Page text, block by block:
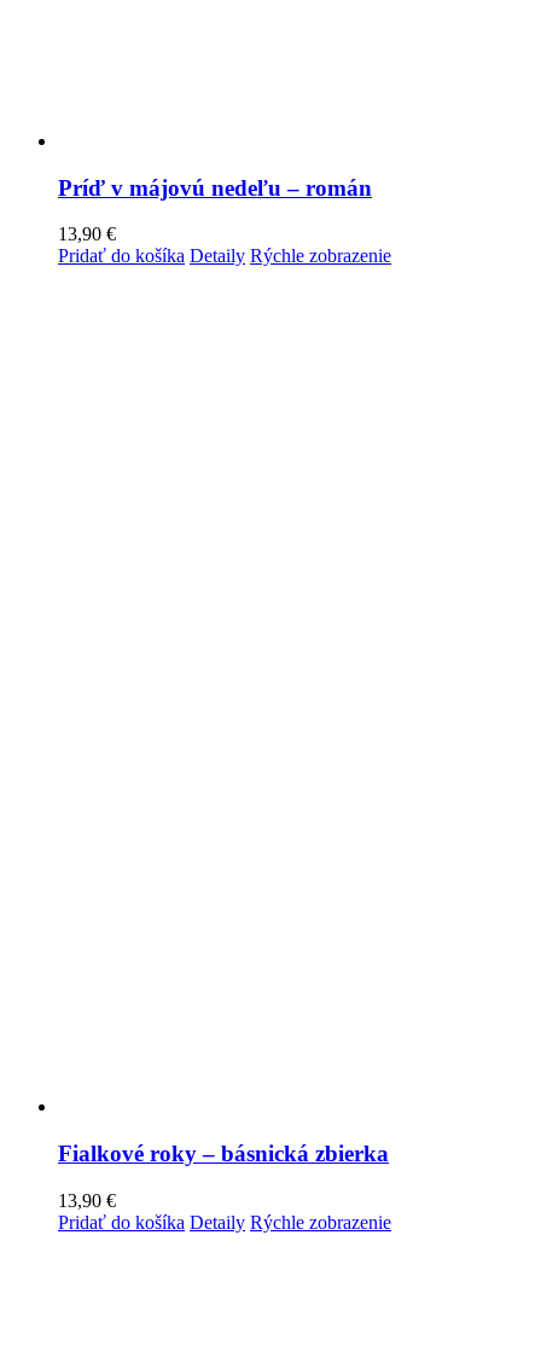
Príď v májovú nedeľu – román
13,90 €
Pridať do košíka Detaily Rýchle zobrazenie
Fialkové roky – básnická zbierka
13,90 €
Pridať do košíka Detaily Rýchle zobrazenie